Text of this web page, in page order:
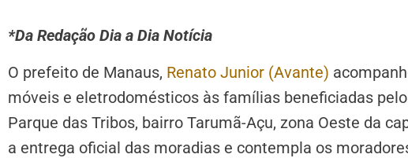
*Da Redação Dia a Dia Notícia
O prefeito de Manaus, Renato Junior (Avante)
móveis e eletrodomésticos às famílias beneficiadas
Parque das Tribos, bairro Tarumã-Açu, zona Oeste da
a entrega oficial das moradias e contempla os